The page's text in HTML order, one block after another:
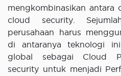
mengkombinasikan antara
cloud security.
perusahaan harus
di antaranya teknologi
global sebagai Cloud
security untuk menjadi